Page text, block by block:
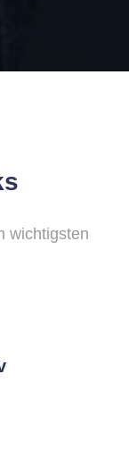
wichtigsten